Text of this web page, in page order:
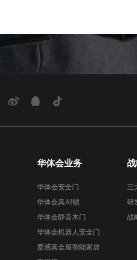
华体会业务
华体会安全门
华体会真AI锁
华体会静音木门
华体会机器人安全门
爱感真全屋智能家居
三
研
战